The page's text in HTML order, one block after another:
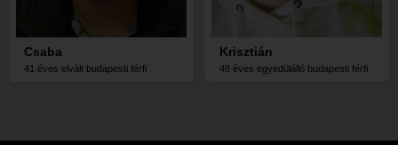
Csaba
41 éves elvált budapesti férfi
Krisztián
48 éves egyedülálló budapesti férfi